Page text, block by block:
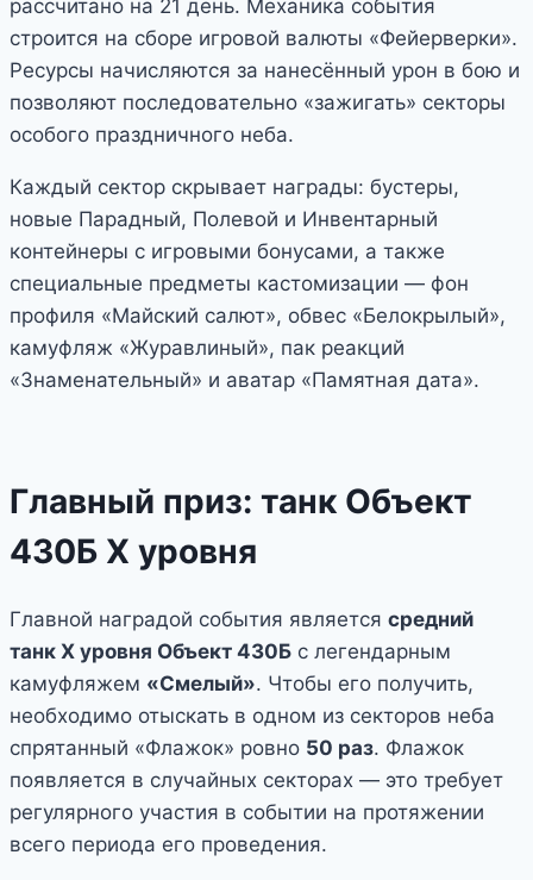
рассчитано на 21 день. Механика события
строится на сборе игровой валюты «Фейерверки».
Ресурсы начисляются за нанесённый урон в бою и
позволяют последовательно «зажигать» секторы
особого праздничного неба.
Каждый сектор скрывает награды: бустеры,
новые Парадный, Полевой и Инвентарный
контейнеры с игровыми бонусами, а также
специальные предметы кастомизации — фон
профиля «Майский салют», обвес «Белокрылый»,
камуфляж «Журавлиный», пак реакций
«Знаменательный» и аватар «Памятная дата».
Главный приз: танк Объект
430Б X уровня
Главной наградой события является средний
танк X уровня Объект 430Б с легендарным
камуфляжем «Смелый». Чтобы его получить,
необходимо отыскать в одном из секторов неба
спрятанный «Флажок» ровно 50 раз. Флажок
появляется в случайных секторах — это требует
регулярного участия в событии на протяжении
всего периода его проведения.